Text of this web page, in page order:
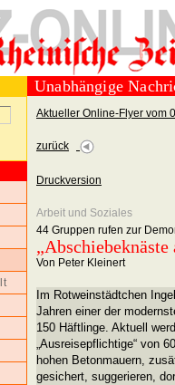
Unabhängige
Aktueller Online-Flyer vom
zurück
Druckversion
Arbeit und Soziales
44 Gruppen rufen zur
„Abschiebeknäste
Von Peter Kleinert
Im Rotweinstädtchen
Jahren einer der
150 Häftlinge. Aktuell
„Ausreisepflichtige“ von
hohen Betonmauern,
gesichert, suggerieren,